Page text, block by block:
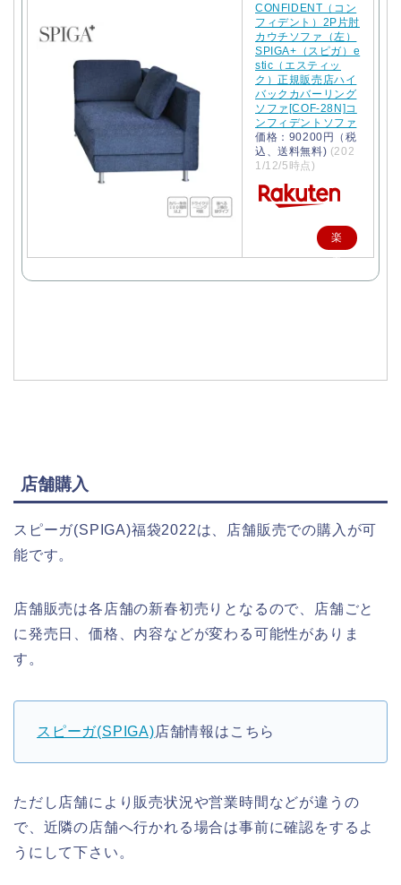
CONFIDENT（コン
フィデント）2P片肘
カウチソファ（左）
SPIGA+（スピガ）e
stic（エスティッ
ク）正規販売店ハイ
バックカバーリング
ソファ[COF-28N]コ
ンフィデントソファ
価格：90200円（税
込、送料無料) (202
1/12/5時点)
楽
天
店舗購入
スピーガ(SPIGA)福袋2022は、店舗販売での購入が可
能です。
店舗販売は各店舗の新春初売りとなるので、店舗ごと
に発売日、価格、内容などが変わる可能性がありま
す。
スピーガ(SPIGA)店舗情報はこちら
ただし店舗により販売状況や営業時間などが違うの
で、近隣の店舗へ行かれる場合は事前に確認をするよ
うにして下さい。